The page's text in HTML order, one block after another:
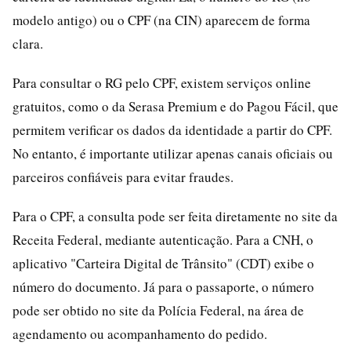
modelo antigo) ou o CPF (na CIN) aparecem de forma
clara.
Para consultar o RG pelo CPF, existem serviços online
gratuitos, como o da Serasa Premium e do Pagou Fácil, que
permitem verificar os dados da identidade a partir do CPF.
No entanto, é importante utilizar apenas canais oficiais ou
parceiros confiáveis para evitar fraudes.
Para o CPF, a consulta pode ser feita diretamente no site da
Receita Federal, mediante autenticação. Para a CNH, o
aplicativo "Carteira Digital de Trânsito" (CDT) exibe o
número do documento. Já para o passaporte, o número
pode ser obtido no site da Polícia Federal, na área de
agendamento ou acompanhamento do pedido.